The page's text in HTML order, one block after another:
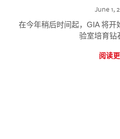
June 1,
在今年稍后时间起，GIA 将开
验室培育钻
阅读